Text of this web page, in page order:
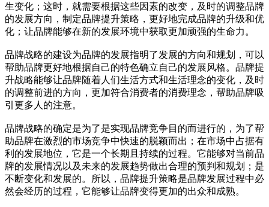
生变化；这时，就需要根据这些因素的改变，及时的调整品牌
的发展方向，制定品牌提升策略，更好地完成品牌的升级和优
化；让品牌能够在新的发展环境中获取更加顽强的生命力。
品牌战略的建设为品牌的发展指明了发展的方向和规划，可以
帮助品牌更好地根据自己的特色确立自己的发展风格。品牌提
升战略能够让品牌随着人们生活方式和生活理念的变化，及时
的调整前进的方向，更加符合消费者的消费理念，帮助品牌吸
引更多人的注意。
品牌战略的确定是为了是实现品牌竞争目的而进行的，为了帮
助品牌在激烈的市场竞争中快速的脱颖而出；在市场中占据有
利的发展地位，它是一个长期且持续的过程。它能够对当前品
牌的发展情况以及未来的发展趋势做出合理的预判和规划；是
不断变化和发展的。所以，品牌提升策略是品牌发展过程中必
然会经历的过程，它能够让品牌变得更加的出众和成熟。